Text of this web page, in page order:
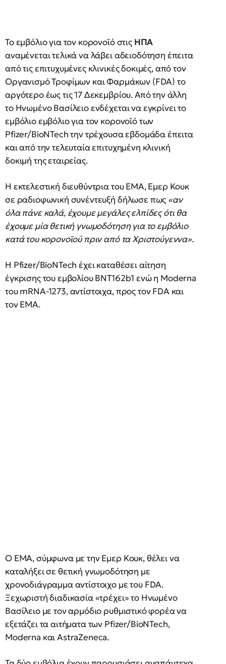
Το εμβόλιο για τον κορονοϊό στις ΗΠΑ
αναμένεται τελικά να λάβει αδειοδότηση έπειτα
από τις επιτυχυμένες κλινικές δοκιμές, από τον
Οργανισμό Τροφίμων και Φαρμάκων (FDA) το
αργότερο έως τις 17 Δεκεμβρίου. Από την άλλη
το Ηνωμένο Βασίλειο ενδέχεται να εγκρίνει το
εμβόλιο εμβόλιο για τον κορονοϊό των
Pfizer/BioNTech την τρέχουσα εβδομάδα έπειτα
και από την τελευταία επιτυχημένη κλινική
δοκιμή της εταιρείας.
Η εκτελεστική διευθύντρια του EMA, Εμερ Κουκ
σε ραδιοφωνική συνέντευξή δήλωσε πως «αν
όλα πάνε καλά, έχουμε μεγάλες ελπίδες ότι θα
έχουμε μία θετική γνωμοδότηση για το εμβόλιο
κατά του κορονοϊού πριν από τα Χριστούγεννα».
Η Pfizer/BioNTech έχει καταθέσει αίτηση
έγκρισης του εμβολίου BNT162b1 ενώ η Moderna
του mRNA-1273, αντίστοιχα, προς τον FDA και
τον ΕΜΑ.
Ο ΕΜΑ, σύμφωνα με την Εμερ Κουκ, θέλει να
καταλήξει σε θετική γνωμοδότηση με
χρονοδιάγραμμα αντίστοιχο με του FDA.
Ξεχωριστή διαδικασία «τρέχει» το Ηνωμένο
Βασίλειο με τον αρμόδιο ρυθμιστικό φορέα να
εξετάζει τα αιτήματα των Pfizer/BioNTech,
Moderna και AstraZeneca.